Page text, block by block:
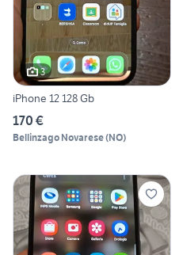
3
iPhone 12 128 Gb
170 €
Bellinzago Novarese(NO)